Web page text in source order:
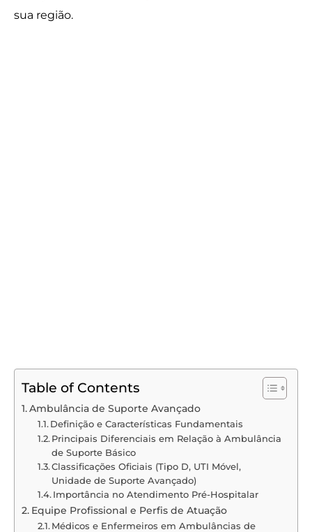
sua região.
Table of Contents
Ambulância de Suporte Avançado
Definição e Características Fundamentais
Principais Diferenciais em Relação à Ambulância
de Suporte Básico
Classificações Oficiais (Tipo D, UTI Móvel,
Unidade de Suporte Avançado)
Importância no Atendimento Pré-Hospitalar
Equipe Profissional e Perfis de Atuação
Médicos e Enfermeiros em Ambulâncias de